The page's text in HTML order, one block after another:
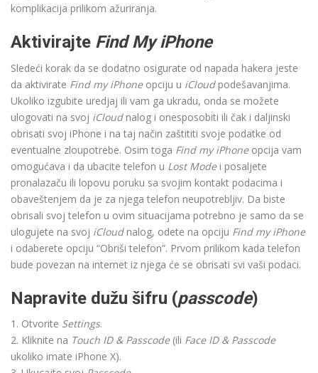
komplikacija prilikom ažuriranja.
Aktivirajte Find My iPhone
Sledeći korak da se dodatno osigurate od napada hakera jeste
da aktivirate Find my iPhoneopciju u iCloudpodešavanjima.
Ukoliko izgubite uredjaj ili vam ga ukradu, onda se možete
ulogovati na svoj iCloudnalog i onesposobiti ili čak i daljinski
obrisati svoj iPhone i na taj način zaštititi svoje podatke od
eventualne zloupotrebe. Osim toga Find my iPhoneopcija vam
omogućava i da ubacite telefon u Lost Modei posaljete
pronalazaču ili lopovu poruku sa svojim kontakt podacima i
obaveštenjem da je za njega telefon neupotrebljiv. Da biste
obrisali svoj telefon u ovim situacijama potrebno je samo da se
ulogujete na svoj iCloudnalog, odete na opciju Find my iPhone
i odaberete opciju “Obriši telefon”. Prvom prilikom kada telefon
bude povezan na internet iz njega će se obrisati svi vaši podaci.
Napravite dužu šifru (passcode)
1. Otvorite Settings.
2. Kliknite na Touch ID & Passcode(ili Face ID & Passcode
ukoliko imate iPhone X).